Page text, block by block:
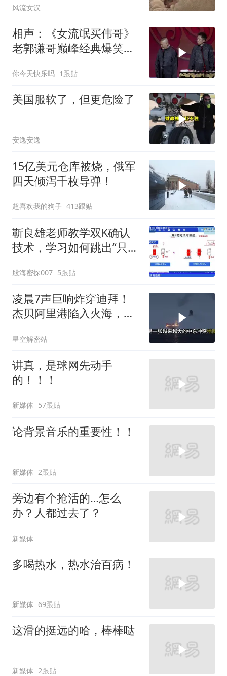
风流女汉
相声：《女流氓买伟哥》
老郭谦哥巅峰经典爆笑相
你今天快乐吗 1跟贴
美国服软了，但更危险了
安逸安逸
15亿美元仓库被烧，俄军
四天倾泻千枚导弹！
超喜欢我的狗子 413跟贴
靳良雄老师教学双K确认
技术，学习如何跳出“只看
金真实意图，寻找科学买
卖点
股海密探007 5跟贴
凌晨7声巨响炸穿迪拜！
杰贝阿里港陷入火海，美
彻底心寒
星空解密站
讲真，是球网先动手
的！！！
新媒体 57跟贴
论背景音乐的重要性！！
新媒体 2跟贴
旁边有个抢活的…怎么
办？人都过去了？
新媒体
多喝热水，热水治百病！
新媒体 69跟贴
这滑的挺远的哈，棒棒哒
新媒体 2跟贴